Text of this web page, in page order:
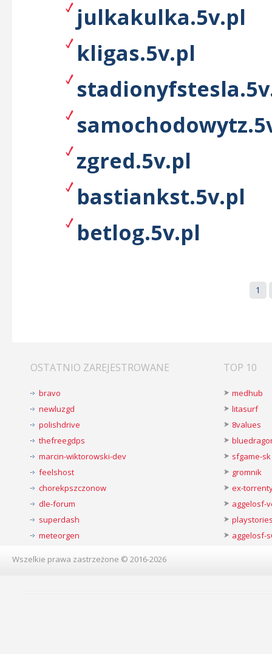
julkakulka.5v.pl
kligas.5v.pl
zgred.5v.pl
bastiankst.5v.pl
betlog.5v.pl
1
OSTATNIO ZAREJESTROWANE
bravo
newluzgd
polishdrive
thefreegdps
marcin-wiktorowski-dev
feelshost
chorekpszczonow
dle-forum
superdash
meteorgen
TOP 10
medhub
litasurf
8values
sfgame-sk
gromnik
ex-
aggelosf-
aggelosf-
Wszelkie prawa zastrzeżone © 2016-2026